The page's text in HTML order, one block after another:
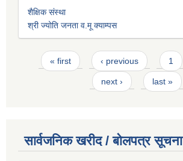
शैक्षिक संस्था
श्री ज्योति जनता व.मू क्याम्पस
Pages
« first ‹ previous 1
next › last »
सार्वजनिक खरीद / बोलपत्र सूचना